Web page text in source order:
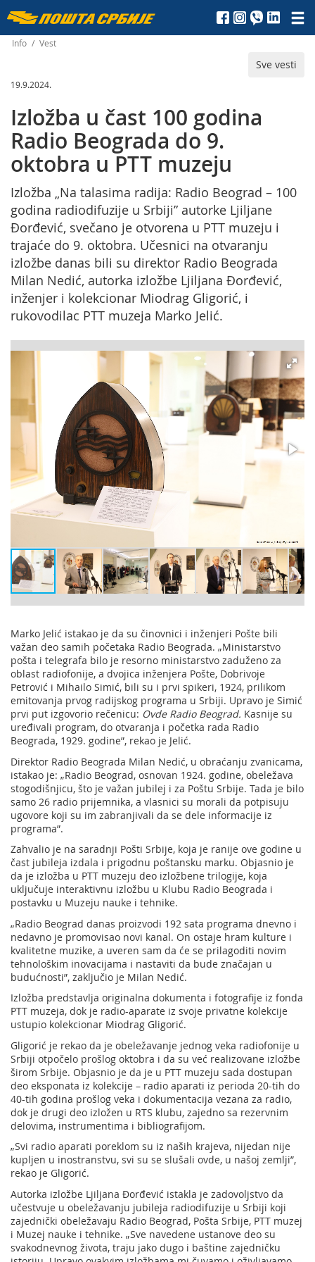
Пошта
Србије
д.о.о.
Info / Vest
Sve vesti
19.9.2024.
Izložba u čast 100 godina
Radio Beograda do 9.
oktobra u PTT muzeju
Izložba „Na talasima radija: Radio Beograd – 100
godina radiodifuzije u Srbiji” autorke Ljiljane
Đorđević, svečano je otvorena u PTT muzeju i
trajaće do 9. oktobra. Učesnici na otvaranju
izložbe danas bili su direktor Radio Beograda
Milan Nedić, autorka izložbe Ljiljana Đorđević,
inženjer i kolekcionar Miodrag Gligorić, i
rukovodilac PTT muzeja Marko Jelić.
Marko Jelić istakao je da su činovnici i inženjeri Pošte bili
važan deo samih početaka Radio Beograda. „Ministarstvo
pošta i telegrafa bilo je resorno ministarstvo zaduženo za
oblast radiofonije, a dvojica inženjera Pošte, Dobrivoje
Petrović i Mihailo Simić, bili su i prvi spikeri, 1924, prilikom
emitovanja prvog radijskog programa u Srbiji. Upravo je Simić
prvi put izgovorio rečenicu: Ovde Radio Beograd. Kasnije su
uređivali program, do otvaranja i početka rada Radio
Beograda, 1929. godine”, rekao je Jelić.
Direktor Radio Beograda Milan Nedić, u obraćanju zvanicama,
istakao je: „Radio Beograd, osnovan 1924. godine, obeležava
stogodišnjicu, što je važan jubilej i za Poštu Srbije. Tada je bilo
samo 26 radio prijemnika, a vlasnici su morali da potpisuju
ugovore koji su im zabranjivali da se dele informacije iz
programa”.
Zahvalio je na saradnji Pošti Srbije, koja je ranije ove godine u
čast jubileja izdala i prigodnu poštansku marku. Objasnio je
da je izložba u PTT muzeju deo izložbene trilogije, koja
uključuje interaktivnu izložbu u Klubu Radio Beograda i
postavku u Muzeju nauke i tehnike.
„Radio Beograd danas proizvodi 192 sata programa dnevno i
nedavno je promovisao novi kanal. On ostaje hram kulture i
kvalitetne muzike, a uveren sam da će se prilagoditi novim
tehnološkim inovacijama i nastaviti da bude značajan u
budućnosti”, zaključio je Milan Nedić.
Izložba predstavlja originalna dokumenta i fotografije iz fonda
PTT muzeja, dok je radio-aparate iz svoje privatne kolekcije
ustupio kolekcionar Miodrag Gligorić.
Gligorić je rekao da je obeležavanje jednog veka radiofonije u
Srbiji otpočelo prošlog oktobra i da su već realizovane izložbe
širom Srbije. Objasnio je da je u PTT muzeju sada dostupan
deo eksponata iz kolekcije – radio aparati iz perioda 20-tih do
40-tih godina prošlog veka i dokumentacija vezana za radio,
dok je drugi deo izložen u RTS klubu, zajedno sa rezervnim
delovima, instrumentima i bibliografijom.
„Svi radio aparati poreklom su iz naših krajeva, nijedan nije
kupljen u inostranstvu, svi su se slušali ovde, u našoj zemlji”,
rekao je Gligorić.
Autorka izložbe Ljiljana Đorđević istakla je zadovoljstvo da
učestvuje u obeležavanju jubileja radiodifuzije u Srbiji koji
zajednički obeležavaju Radio Beograd, Pošta Srbije, PTT muzej
i Muzej nauke i tehnike. „Sve navedene ustanove deo su
svakodnevnog života, traju jako dugo i baštine zajedničku